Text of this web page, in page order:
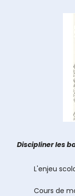
Discipliner les
L'enjeu
Cours de